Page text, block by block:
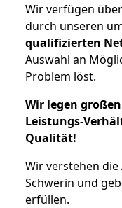
Wir verfügen
durch unseren
qualifizierten
Auswahl an
Problem löst.
Wir legen
Leistungs-
Qualität!
Wir verstehen
Schwerin und
erfüllen.